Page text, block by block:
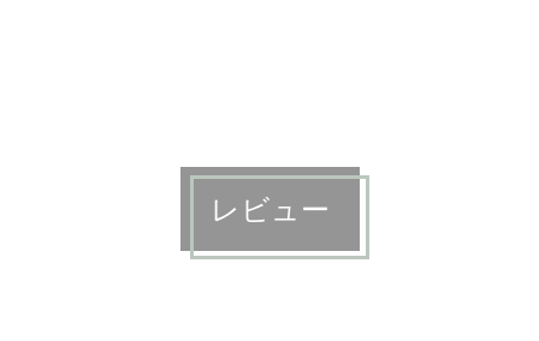
レビュー